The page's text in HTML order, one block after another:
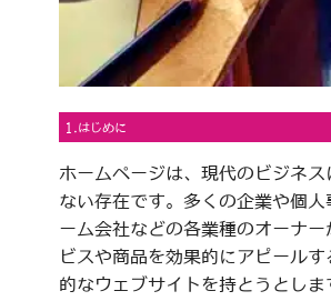
1.はじめに
ホームページは、現代のビジネス
ない存在です。多くの企業や個人
ーム会社などの各業種のオーナー
ビスや商品を効果的にアピールす
的なウェブサイトを持とうとしま